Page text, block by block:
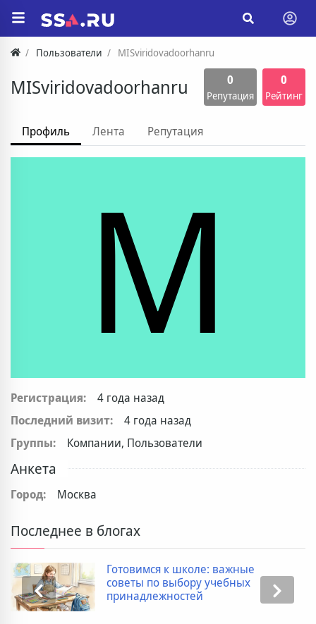
Пользователи MISviridovadoorhanru
MISviridovadoorhanru 0
Репутация
0
Рейтинг
Профиль Лента Репутация
M
Регистрация:
4 года назад
Последний визит:
4 года назад
Группы:
Компании, Пользователи
Анкета
Город: Москва
Последнее в блогах
Готовимся к школе: важные
советы по выбору учебных
принадлежностей